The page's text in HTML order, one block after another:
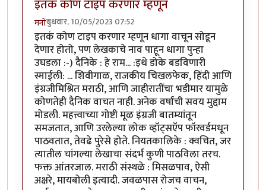
इतकं कोण टाइप करणार म्हणून
मनोबुधवार, 10/05/2023 07:52
इतकं कोण टाइप करणार म्हणून धागा वाचून सोडून
देणार होतो, पण लेखकाचे नाव पाहून धागा पुन्हा
उघडला :-) दैनिके : हे राम... :इथे डोके बडविणारी
स्माईली: ... शिवीगाळ, राजकीय चिखलफेक, हिंदी आणि
इंग्रजीमिश्रित मराठी, आणि जाहीरातींचा भडीमार यामुळे
कोणतेही दैनिक वाचत नाही. अनेक वर्षांची सवय मुद्दाम
मोडली. महत्त्वाच्या गोष्टी मूळ इंग्रजी बातम्यांतून
समजतात, आणि उरलेल्या लोक व्हॉट्सऍप फॉरवर्डमधून
पाठवतात, तेवढे पुरेसे होते. नियतकालिके : क्वचित, जर
त्यातील चांगल्या लेखाचा संदर्भ कुणी पाठविला तरच.
फक्त आंतरजाल. मराठी संस्थळे : मिसळपाव, ऐसी
अक्षरे, मायबोली इत्यादी. जवळपास रोजच वाचन,